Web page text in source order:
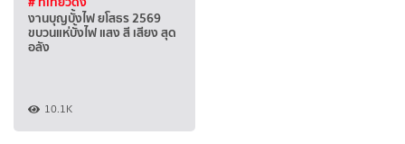
งานบุญบั้งไฟ ยโสธร 2569
ขบวนแห่บั้งไฟ แสง สี เสียง สุด
อลัง
10.1K